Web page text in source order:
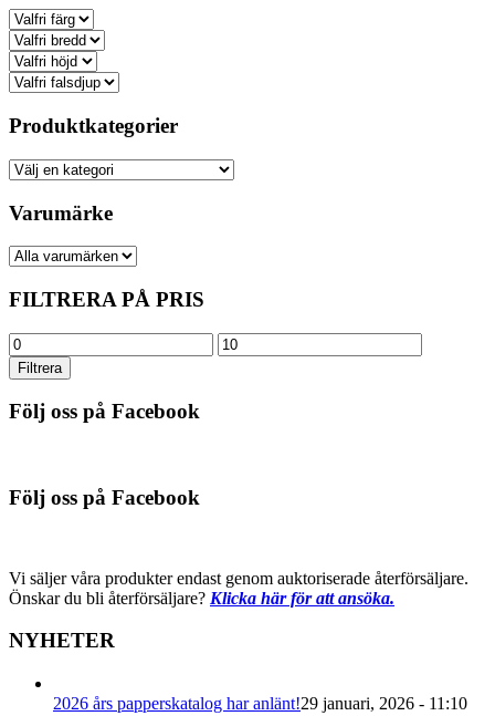
Produktkategorier
Varumärke
FILTRERA PÅ PRIS
Min
pris
Max
pris
Filtrera
Följ oss på Facebook
Följ oss på Facebook
Vi säljer våra produkter endast genom auktoriserade återförsäljare.
Önskar du bli återförsäljare? Klicka här för att ansöka.
NYHETER
2026 års papperskatalog har anlänt!29 januari, 2026 - 11:10